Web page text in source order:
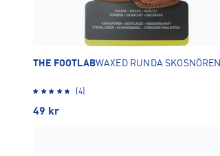
THE FOOTLABWAXED RUNDA SKOSNÖREN
(4)
49 kr